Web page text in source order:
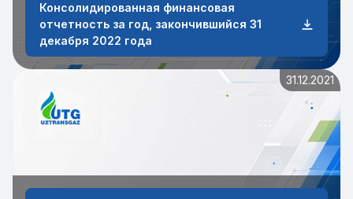
Консолидированная финансовая
отчетность за год, закончившийся 31
декабря 2022 года
31.12.2021